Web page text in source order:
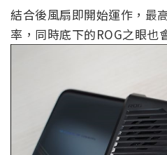
結合後風扇即開始運作，最
率，同時底下的ROG之眼也